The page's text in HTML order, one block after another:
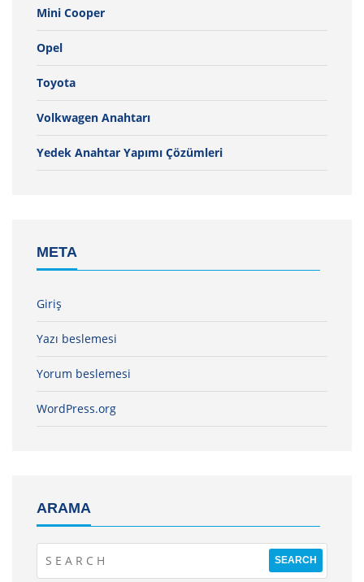
Mini Cooper
Opel
Toyota
Volkwagen Anahtarı
Yedek Anahtar Yapımı Çözümleri
META
Giriş
Yazı beslemesi
Yorum beslemesi
WordPress.org
ARAMA